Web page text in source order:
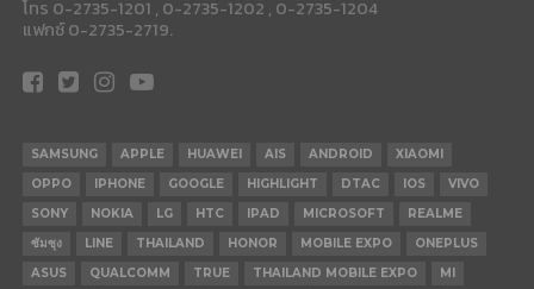
โทร 0-2735-1201 , 0-2735-1202 , 0-2735-1204
แฟกซ์ 0-2735-2719.
SAMSUNG APPLE HUAWEI AIS ANDROID
XIAOMI
OPPO
IPHONE GOOGLE HIGHLIGHT DTAC IOS
VIVO
SONY
NOKIA LG HTC IPAD MICROSOFT
REALME
ซัมซุง
LINE THAILAND HONOR MOBILE EXPO
ONEPLUS
ASUS
QUALCOMM TRUE THAILAND MOBILE EXPO
MI